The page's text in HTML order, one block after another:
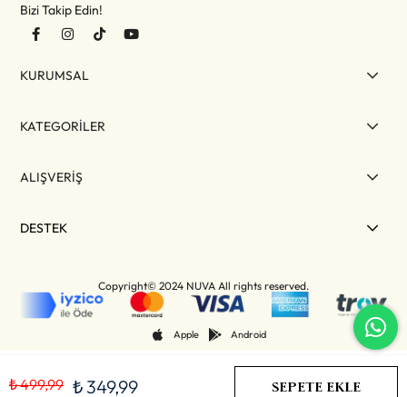
₺ 499,99 ₺ 349,99
Bizi Takip Edin!
KURUMSAL
KATEGORİLER
ALIŞVERİŞ
DESTEK
Copyright© 2024 NUVA All rights reserved.
Apple Android